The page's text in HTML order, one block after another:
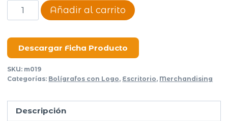
Boligrafo
Roll
Añadir al carrito
Descargar Ficha Producto
SKU: m019
Categorías: Bolígrafos con Logo, Escritorio, Merchandising
Descripción